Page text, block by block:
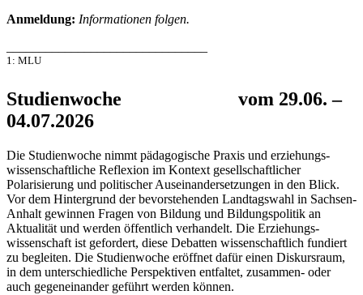
Anmeldung: Informationen folgen.
1: MLU
Studienwoche vom 29.06. –
04.07.2026
Die Studienwoche nimmt pädagogische Praxis und erziehungs-
wissenschaftliche Reflexion im Kontext gesellschaftlicher
Polarisierung und politischer Auseinandersetzungen in den Blick.
Vor dem Hintergrund der bevorstehenden Landtagswahl in Sachsen-
Anhalt gewinnen Fragen von Bildung und Bildungspolitik an
Aktualität und werden öffentlich verhandelt. Die Erziehungs-
wissenschaft ist gefordert, diese Debatten wissenschaftlich fundiert
zu begleiten. Die Studienwoche eröffnet dafür einen Diskursraum,
in dem unterschiedliche Perspektiven entfaltet, zusammen- oder
auch gegeneinander geführt werden können.